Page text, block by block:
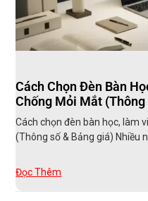
Cách Chọn Đèn Bàn
Chống Mỏi Mắt (Thông
Cách chọn đèn bàn học, làm
(Thông số & Bảng giá) Nhiều
Đọc Thêm